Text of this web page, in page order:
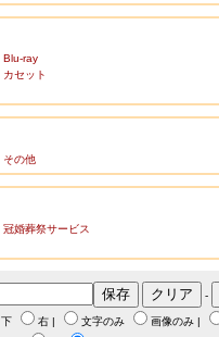
Blu-ray
カセット
その他
冠婚葬祭サービス
-
下 右 | 文字のみ 画像のみ |